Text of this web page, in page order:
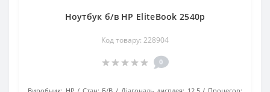
Ноутбук б/в HP EliteBook 2540p
Код товару: 228904
0